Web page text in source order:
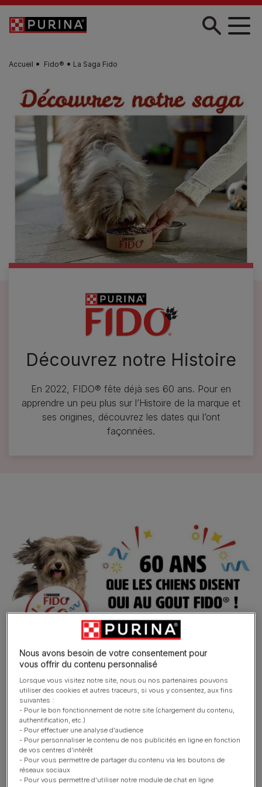
Skip to main content
Accueil Fido® La Saga Fido
Découvrez notre Histoire
En 2022, FIDO® fête déjà ses 60 ans. Pour en
apprendre un peu plus sur l’Histoire de la marque et
ses origines, découvrez les dates qui l’ont
façonnées.
La SAGA FIDO en quelques dates :
1962: Née en 1962, FIDO® était une marque
d’aliments pour chiens et chats.
1970: Au fil des années, la marque FIDO
développée et s’est spécialisée dans l’alimentation
canine uniquement. A ses débuts, les produits phares
Nous avons besoin de votre consentement pour
vous offrir du contenu personnalisé
Lorsque vous visitez notre site, nous ou nos partenaires pouvons
utiliser des cookies et autres traceurs, si vous y consentez, aux fins
suivantes :
- Pour le bon fonctionnement de notre site (chargement du contenu,
authentification, etc.)
- Pour effectuer une analyse d'audience
- Pour personnaliser le contenu de nos publicités en ligne en fonction
de vos centres d'intérêt
- Pour vous permettre de partager du contenu via les boutons de
réseaux sociaux
- Pour vous permettre d'utiliser notre module de chat en ligne